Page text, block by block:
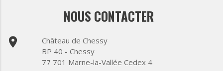
NOUS CONTACTER
place
Château de Chessy
BP 40 - Chessy
77 701 Marne-la-Vallée Cedex 4